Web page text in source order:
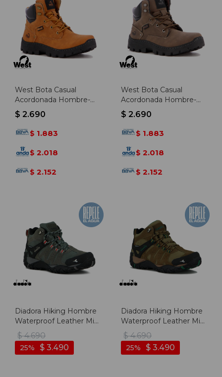
West Bota Casual
Acordonada Hombre-
Camel - Camel
$ 2.690
$ 1.883
$ 2.018
$ 2.152
West Bota Casual
Acordonada Hombre-
marron - Marron
$ 2.690
$ 1.883
$ 2.018
$ 2.152
Diadora Hiking Hombre
Waterproof Leather Mid
- Gris Oscuro - Gris
Oscuro
$ 4.690
$ 3.490
25
Diadora Hiking Hombre
Waterproof Leather Mid
- Marron Claro - Marron
Claro
$ 4.690
$ 3.490
25